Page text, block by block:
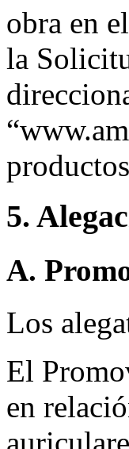
obra en
la
5.
A.
Los
El
en